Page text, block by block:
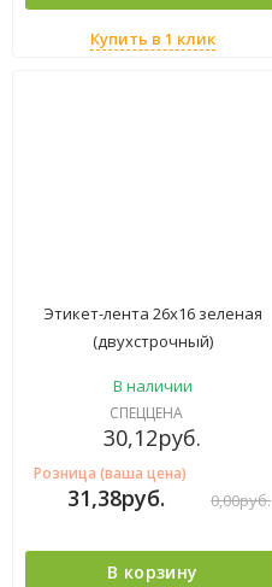
Купить в 1 клик
Этикет-лента 26х16 зеленая
(двухстрочный)
В наличии
СПЕЦЦЕНА
30,12руб.
Розница (ваша цена)
31,38руб. 0,00руб.
В корзину